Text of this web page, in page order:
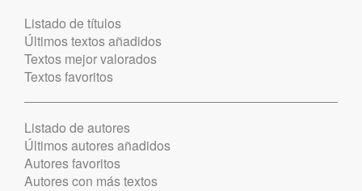
Listado de títulos
Últimos textos añadidos
Textos mejor valorados
Textos favoritos
Listado de autores
Últimos autores añadidos
Autores favoritos
Autores con más textos